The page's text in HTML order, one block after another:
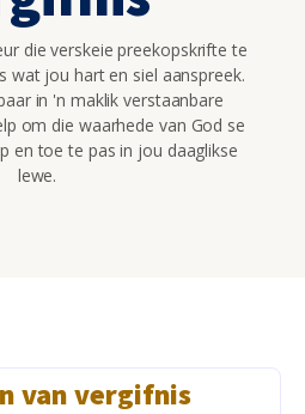
die verskeie preekopskrifte te
wat jou hart en siel aanspreek.
in 'n maklik verstaanbare
om die waarhede van God se
en toe te pas in jou daaglikse
lewe.
van vergifnis